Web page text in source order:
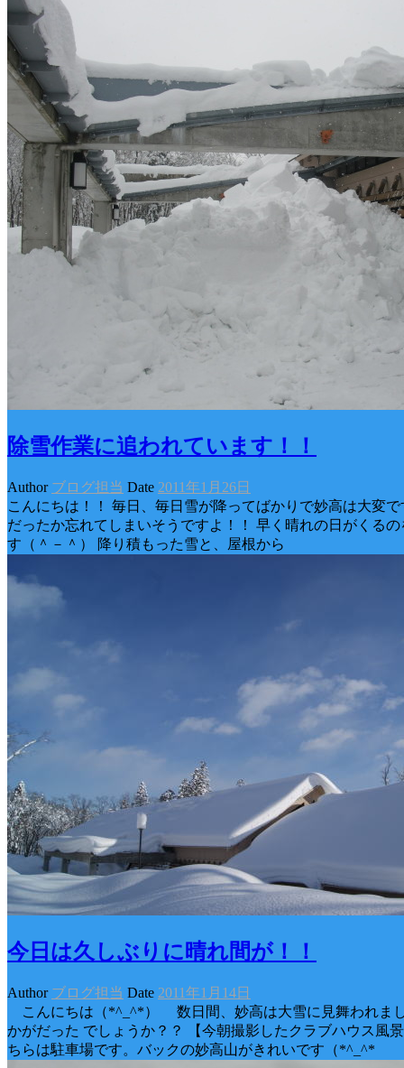
除雪作業に追われています！！
Author ブログ担当 Date 2011年1月26日
こんにちは！！ 毎日、毎日雪が降ってばかりで妙高は大変
だったか忘れてしまいそうですよ！！ 早く晴れの日がくる
す（＾－＾） 降り積もった雪と、屋根から
今日は久しぶりに晴れ間が！！
Author ブログ担当 Date 2011年1月14日
こんにちは（*^_^*） 数日間、妙高は大雪に見舞われま
かがだった でしょうか？？ 【今朝撮影したクラブハウス風
ちらは駐車場です。バックの妙高山がきれいです（*^_^*